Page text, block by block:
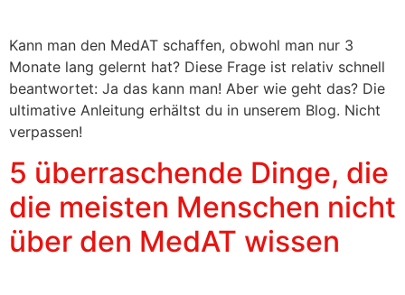
Kann man den MedAT schaffen, obwohl man nur 3
Monate lang gelernt hat? Diese Frage ist relativ schnell
beantwortet: Ja das kann man! Aber wie geht das? Die
ultimative Anleitung erhältst du in unserem Blog. Nicht
verpassen!
5 überraschende Dinge, die
die meisten Menschen nicht
über den MedAT wissen